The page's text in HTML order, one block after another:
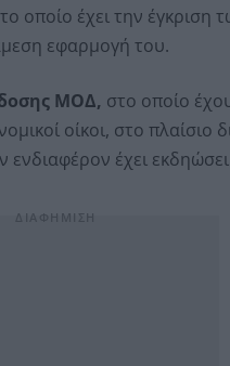
οποίο έχει την έγκριση
εφαρμογή του.
ΜΟΔ, στο οποίο
οίκοι, στο πλαίσιο
έχει